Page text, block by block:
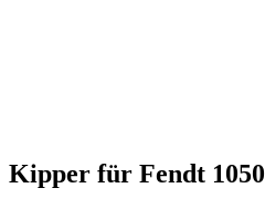
Kipper für Fendt 1050